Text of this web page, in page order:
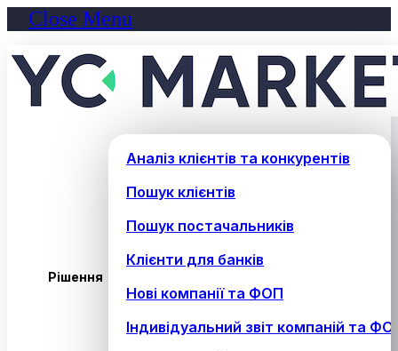
Close Menu
Рішення
Аналіз клієнтів та конкурентів
Пошук клієнтів
Пошук постачальників
Клієнти для банків
Нові компанії та ФОП
Індивідуальний звіт компаній та